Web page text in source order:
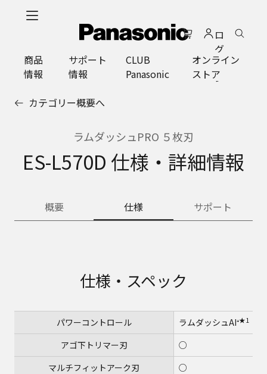
ロ
グ
イ
ン
商品
情報
サポート
情報
CLUB
Panasonic
オンライン
ストア
カテゴリー概要へ
ラムダッシュPRO ５枚刃
ES-L570D 仕様・詳細情報
概要 仕様 サポート
仕様・スペック
パワーコントロール ラムダッシュAI⁺★1
アゴ下トリマー刃
○
マルチフィットアーク刃
○